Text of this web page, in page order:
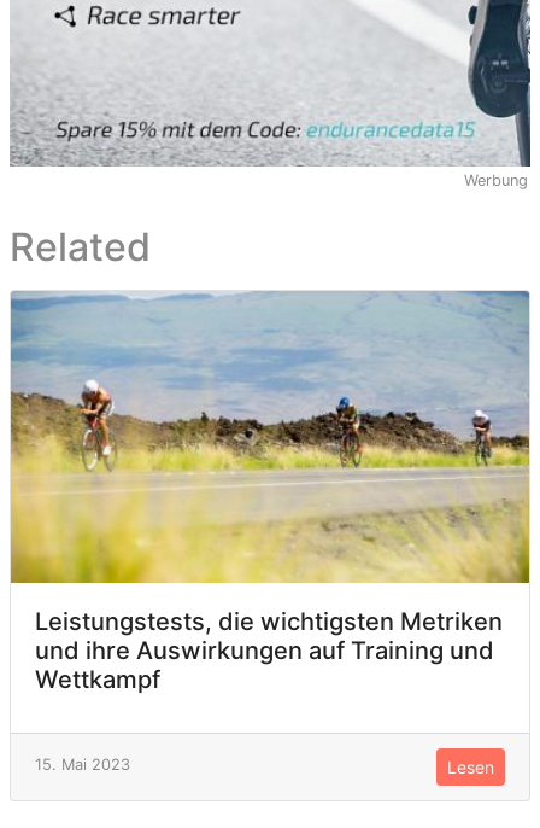
Werbung
Related
Leistungstests, die wichtigsten Metriken
und ihre Auswirkungen auf Training und
Wettkampf
15. Mai 2023 Lesen